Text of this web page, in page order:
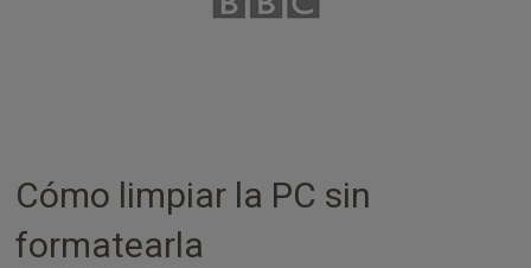
Cómo limpiar la PC sin
formatearla